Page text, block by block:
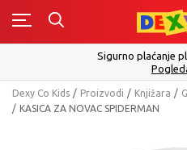
Sigurno plaćanje
Dexy Co Kids Proizvodi Knjižara
KASICA ZA NOVAC SPIDERMAN